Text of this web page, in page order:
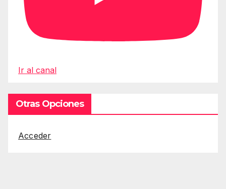
Ir al canal
Otras Opciones
Acceder